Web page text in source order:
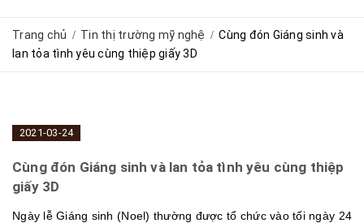
Trang chủ / Tin thị trường mỹ nghệ / Cùng đón Giáng sinh và
lan tỏa tình yêu cùng thiệp giấy 3D
2021-03-24
Cùng đón Giáng sinh và lan tỏa tình yêu cùng thiệp
giấy 3D
Ngày lễ Giáng sinh (Noel) thường được tổ chức vào tối ngày 24